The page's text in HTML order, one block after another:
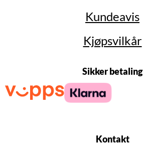
Kundeavis
Kjøpsvilkår
Sikker betaling
Kontakt